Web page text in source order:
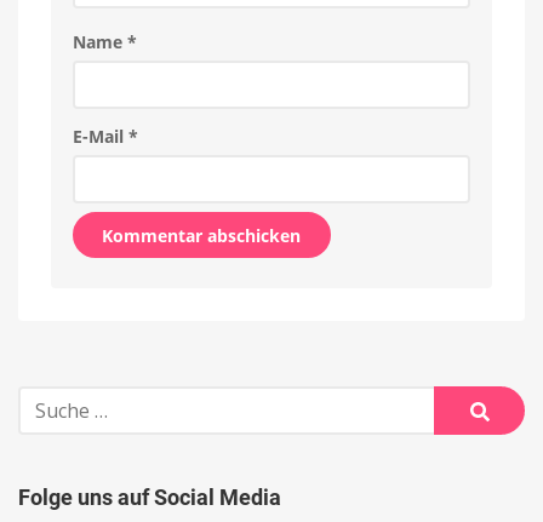
Name *
E-Mail *
Suche
nach:
Suche
Folge uns auf Social Media